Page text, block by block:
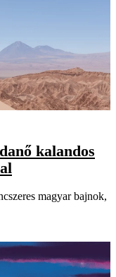
kalandos
magyar bajnok,